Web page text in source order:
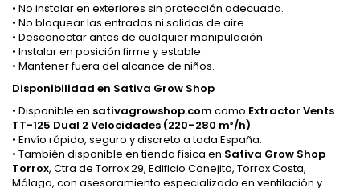
• No instalar en exteriores sin protección adecuada.
• No bloquear las entradas ni salidas de aire.
• Desconectar antes de cualquier manipulación.
• Instalar en posición firme y estable.
• Mantener fuera del alcance de niños.
Disponibilidad en Sativa Grow Shop
• Disponible en sativagrowshop.com como Extractor Vents
TT-125 Dual 2 Velocidades (220–280 m³/h).
• Envío rápido, seguro y discreto a toda España.
• También disponible en tienda física en Sativa Grow Shop
Torrox, Ctra de Torrox 29, Edificio Conejito, Torrox Costa,
Málaga, con asesoramiento especializado en ventilación y